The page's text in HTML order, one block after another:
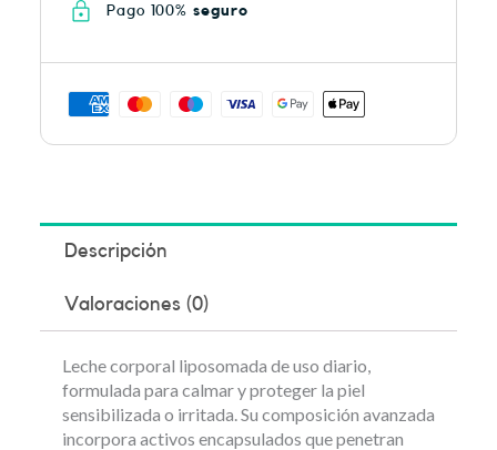
Pago 100% seguro
Descripción
Valoraciones (0)
Leche corporal liposomada de uso diario,
formulada para calmar y proteger la piel
sensibilizada o irritada. Su composición avanzada
incorpora activos encapsulados que penetran